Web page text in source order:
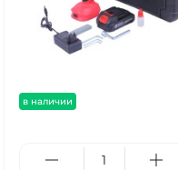
в наличии